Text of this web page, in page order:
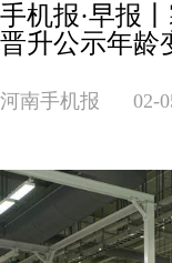
手机报·早报
晋升公示年龄
河南手机报 02-